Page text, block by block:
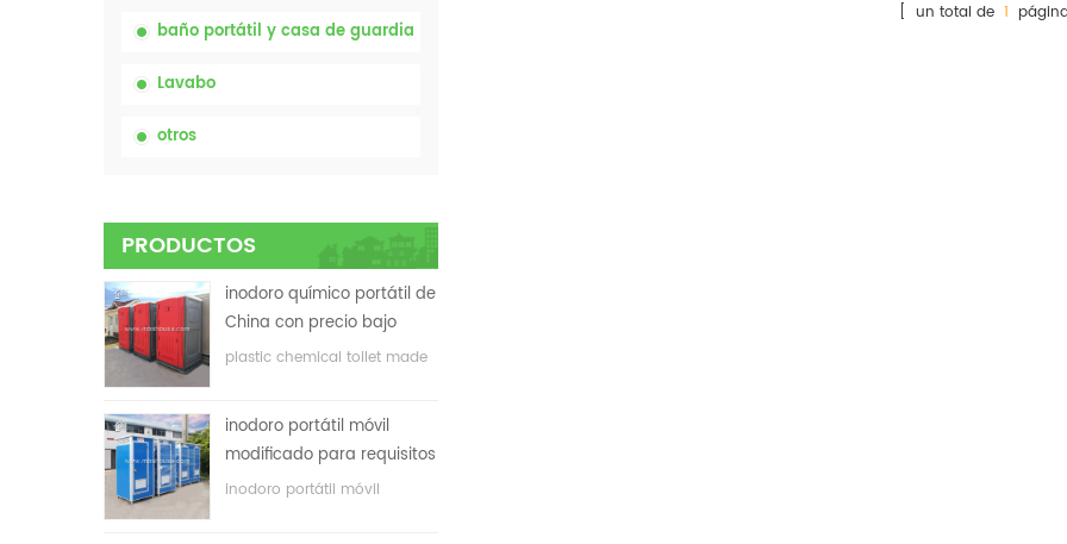
baño portátil y casa de guardia
Lavabo
otros
PRODUCTOS
inodoro químico portátil de
China con precio bajo
plastic chemical toilet made
inodoro portátil móvil
modificado para requisitos
particulares barato de
inodoro portátil móvil
[ un total de 1